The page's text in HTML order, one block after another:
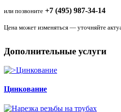
или позвоните +7 (495) 987-34-14
Цена может изменяться — уточняйте
Дополнительные услуги
Цинкование